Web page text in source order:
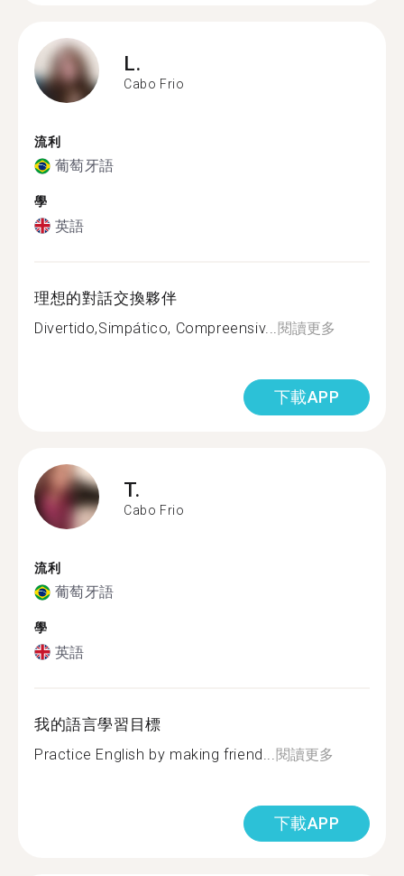
L.
Cabo Frio
流利
葡萄牙語
學
英語
理想的對話交換夥伴
Divertido,Simpático, Compreensiv... 閱讀更多
下載APP
T.
Cabo Frio
流利
葡萄牙語
學
英語
我的語言學習目標
Practice English by making friend... 閱讀更多
下載APP